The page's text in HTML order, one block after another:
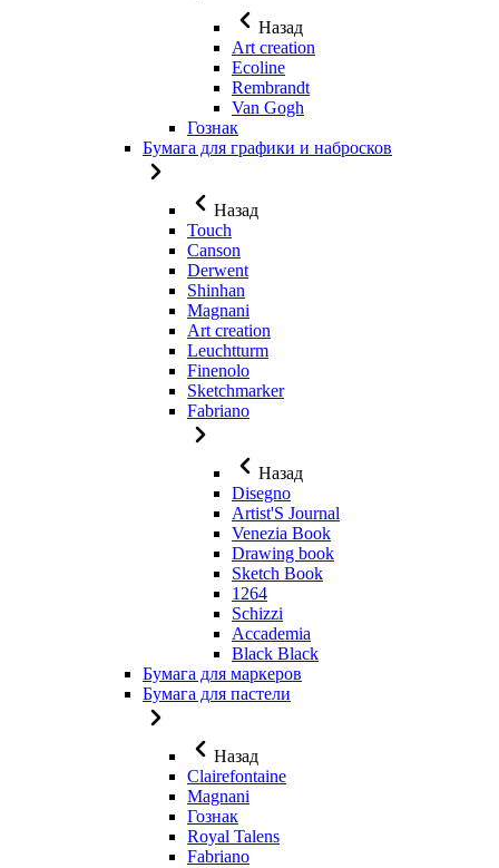
Назад
Art creation
Ecoline
Rembrandt
Van Gogh
Гознак
Бумага для графики и набросков
Назад
Touch
Canson
Derwent
Shinhan
Magnani
Art creation
Leuchtturm
Finenolo
Sketchmarker
Fabriano
Назад
Disegno
Artist'S Journal
Venezia Book
Drawing book
Sketch Book
1264
Schizzi
Accademia
Black Black
Бумага для маркеров
Бумага для пастели
Назад
Clairefontaine
Magnani
Гознак
Royal Talens
Fabriano